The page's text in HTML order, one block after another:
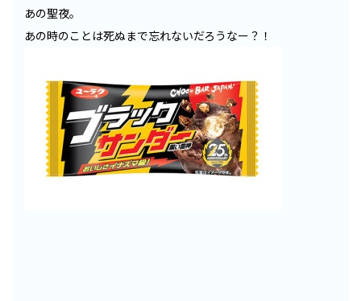
あの聖夜。
あの時のことは死ぬまで忘れないだろうなー？！